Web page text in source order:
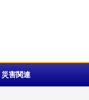
災害関連